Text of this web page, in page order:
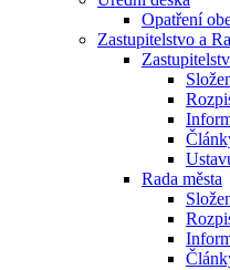
Opatření
Zastupitelstvo a
Rada města